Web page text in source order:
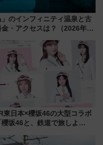
のインフィニティ温泉と古
・アクセスは？（2026年7
東日本×櫻坂46の大型コラボ
櫻坂46と、鉄道で旅しよ
・長野・庄内へ